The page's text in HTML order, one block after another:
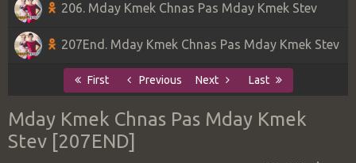
206. Mday Kmek Chnas Pas Mday Kmek Stev
207End. Mday Kmek Chnas Pas Mday Kmek Stev
First Previous Next Last
Mday Kmek Chnas Pas Mday Kmek
Stev [207END]